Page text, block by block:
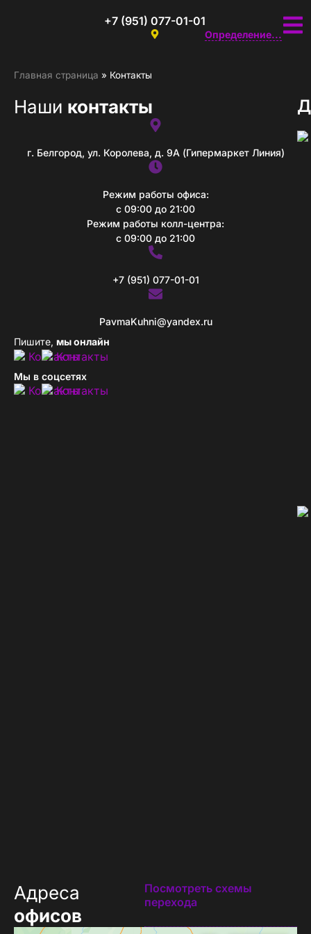
+7 (951) 077-01-01
Определение...
Главная страница » Контакты
Наши контакты
г. Белгород, ул. Королева, д. 9А (Гипермаркет Линия)
Режим работы офиса:
с 09:00 до 21:00
Режим работы колл-центра:
с 09:00 до 21:00
+7 (951) 077-01-01
PavmaKuhni@yandex.ru
Пишите, мы онлайн
Мы в соцсетях
Адреса
офисов
Посмотреть схемы
перехода